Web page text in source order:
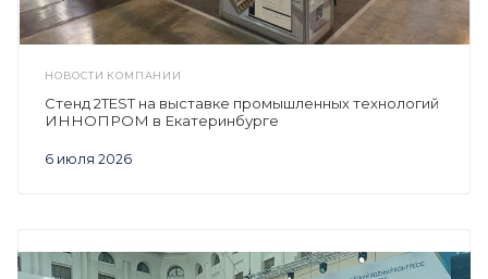
НОВОСТИ КОМПАНИИ
6 июля 2026
Стенд 2TEST на выставке промышленных технологий
ИННОПРОМ в Екатеринбурге